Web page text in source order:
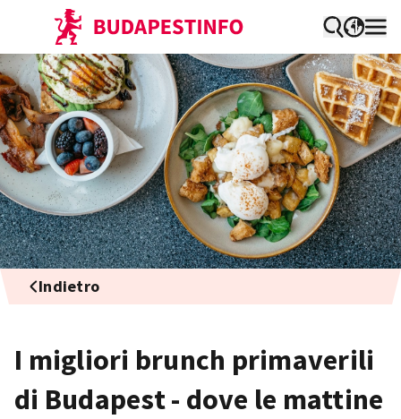
Indietro
I migliori brunch primaverili
di Budapest - dove le mattine